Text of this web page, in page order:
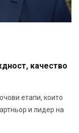
качество
етапи, които
и лидер на